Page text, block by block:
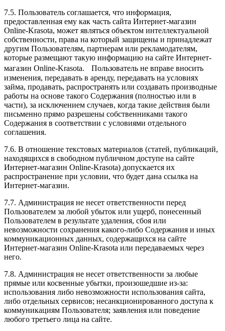
7.5. Пользователь соглашается, что информация,
предоставленная ему как часть сайта Интернет-магазин
Online-Krasota, может являться объектом интеллектуальной
собственности, права на который защищены и принадлежат
другим Пользователям, партнерам или рекламодателям,
которые размещают такую информацию на сайте Интернет-
магазин Online-Krasota. Пользователь не вправе вносить
изменения, передавать в аренду, передавать на условиях
займа, продавать, распространять или создавать производные
работы на основе такого Содержания (полностью или в
части), за исключением случаев, когда такие действия были
письменно прямо разрешены собственниками такого
Содержания в соответствии с условиями отдельного
соглашения.
7.6. В отношение текстовых материалов (статей, публикаций,
находящихся в свободном публичном доступе на сайте
Интернет-магазин Online-Krasota) допускается их
распространение при условии, что будет дана ссылка на
Интернет-магазин.
7.7. Администрация не несет ответственности перед
Пользователем за любой убыток или ущерб, понесенный
Пользователем в результате удаления, сбоя или
невозможности сохранения какого-либо Содержания и иных
коммуникационных данных, содержащихся на сайте
Интернет-магазин Online-Krasota или передаваемых через
него.
7.8. Администрация не несет ответственности за любые
прямые или косвенные убытки, произошедшие из-за:
использования либо невозможности использования сайта,
либо отдельных сервисов; несанкционированного доступа к
коммуникациям Пользователя; заявления или поведение
любого третьего лица на сайте.